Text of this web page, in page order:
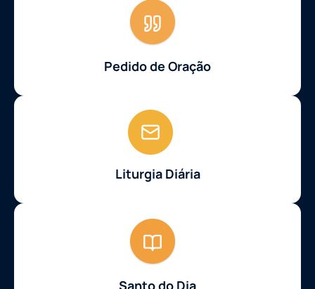
Pedido de Oração
Liturgia Diária
Santo do Dia